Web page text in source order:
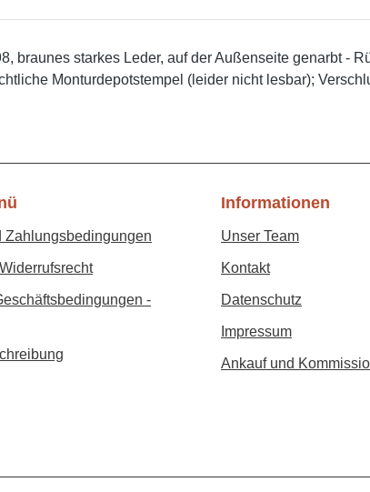
braunes starkes Leder, auf der Außenseite genarbt -
Monturdepotstempel (leider nicht lesbar);
Zahlungsbedingungen
-
Informationen
Unser Team
Kontakt
Datenschutz
Impressum
Ankauf und